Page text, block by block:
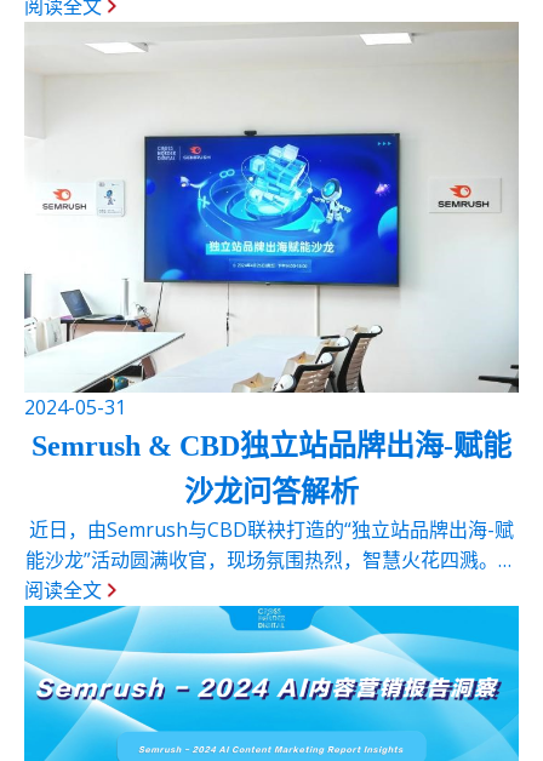
阅读全文
2024-05-31
Semrush & CBD独立站品牌出海-赋能
沙龙问答解析
近日，由Semrush与CBD联袂打造的“独立站品牌出海-赋
能沙龙”活动圆满收官，现场氛围热烈，智慧火花四溅。学
员们在深度探索SEO的奥秘之时，也踊跃发声，提出一个
又一个洞察深刻的问题。以下是CBD有着十几年海外数字
营销丰富经验的导师洪辉与...
阅读全文